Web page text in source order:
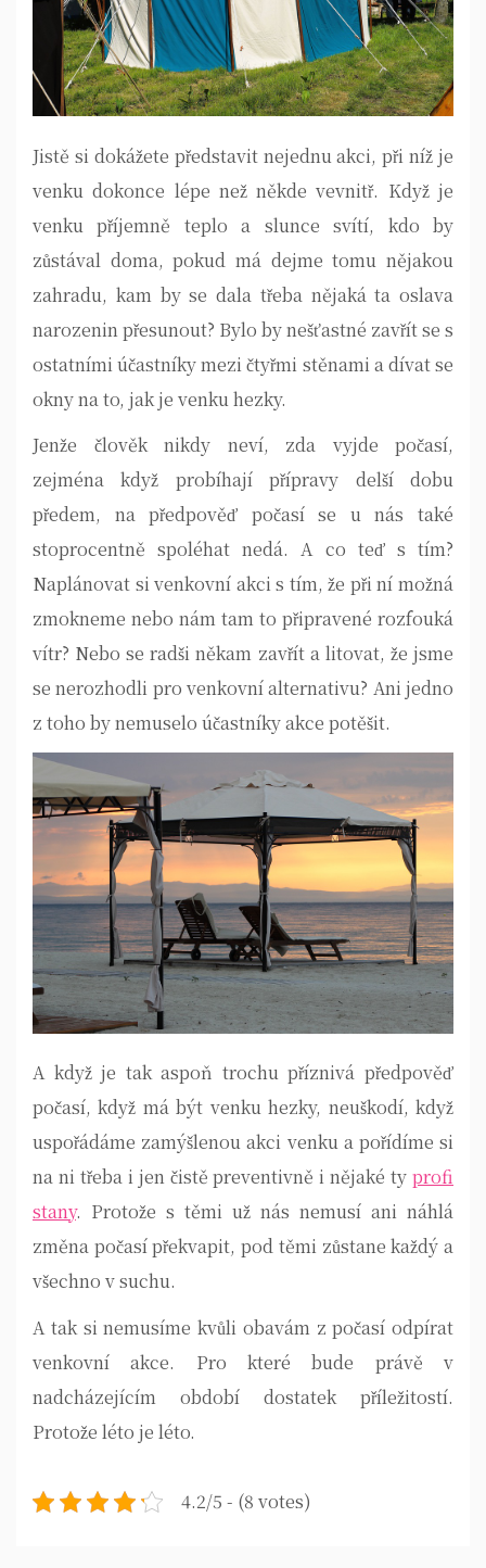
Jistě si dokážete představit nejednu akci, při níž je
venku dokonce lépe než někde vevnitř. Když je
venku příjemně teplo a slunce svítí, kdo by
zůstával doma, pokud má dejme tomu nějakou
zahradu, kam by se dala třeba nějaká ta oslava
narozenin přesunout? Bylo by nešťastné zavřít se s
ostatními účastníky mezi čtyřmi stěnami a dívat se
okny na to, jak je venku hezky.
Jenže člověk nikdy neví, zda vyjde počasí,
zejména když probíhají přípravy delší dobu
předem, na předpověď počasí se u nás také
stoprocentně spoléhat nedá. A co teď s tím?
Naplánovat si venkovní akci s tím, že při ní možná
zmokneme nebo nám tam to připravené rozfouká
vítr? Nebo se radši někam zavřít a litovat, že jsme
se nerozhodli pro venkovní alternativu? Ani jedno
z toho by nemuselo účastníky akce potěšit.
A když je tak aspoň trochu příznivá předpověď
počasí, když má být venku hezky, neuškodí, když
uspořádáme zamýšlenou akci venku a pořídíme si
na ni třeba i jen čistě preventivně i nějaké ty profi
stany. Protože s těmi už nás nemusí ani náhlá
změna počasí překvapit, pod těmi zůstane každý a
všechno v suchu.
A tak si nemusíme kvůli obavám z počasí odpírat
venkovní akce. Pro které bude právě v
nadcházejícím období dostatek příležitostí.
Protože léto je léto.
4.2/5 - (8 votes)